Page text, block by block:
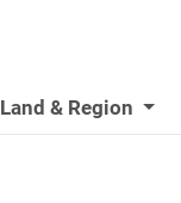
Land & Region